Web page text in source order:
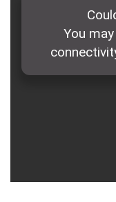
TRA CỨU VĂN BẢN
TRAO ĐỔI